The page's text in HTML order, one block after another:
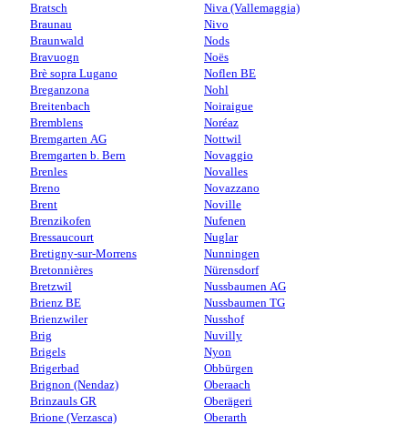
Bratsch
Braunau
Braunwald
Bravuogn
Brè sopra Lugano
Breganzona
Breitenbach
Bremblens
Bremgarten AG
Bremgarten b. Bern
Brenles
Breno
Brent
Brenzikofen
Bressaucourt
Bretigny-sur-Morrens
Bretonnières
Bretzwil
Brienz BE
Brienzwiler
Brig
Brigels
Brigerbad
Brignon (Nendaz)
Brinzauls GR
Brione (Verzasca)
Niva (Vallemaggia)
Nivo
Nods
Noës
Noflen BE
Nohl
Noiraigue
Noréaz
Nottwil
Novaggio
Novalles
Novazzano
Noville
Nufenen
Nuglar
Nunningen
Nürensdorf
Nussbaumen AG
Nussbaumen TG
Nusshof
Nuvilly
Nyon
Obbürgen
Oberaach
Oberägeri
Oberarth